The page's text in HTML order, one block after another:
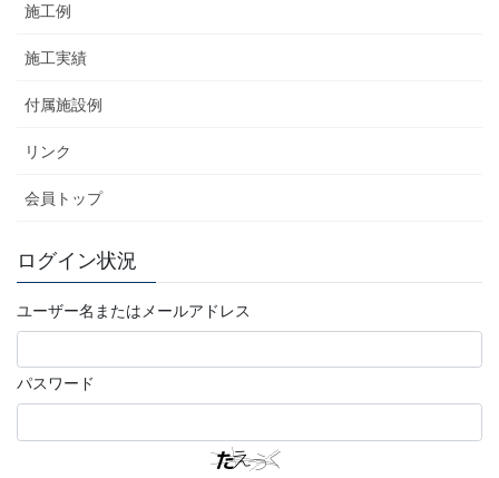
施工例
施工実績
付属施設例
リンク
会員トップ
ログイン状況
ユーザー名またはメールアドレス
パスワード